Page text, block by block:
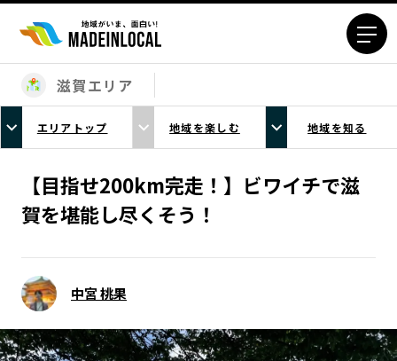
エリアから探す
北海道エリア
青森エリア
岩手エリア
宮城エリア
秋田エリア
山形エリア
福島エリア
栃木エリア
群馬エリア
埼玉エリア
東京23区エリア
神奈川エリア
新潟エリア
滋賀エリア
エリアトップ 地域を楽しむ 地域を知る
【目指せ200km完走！】ビワイチで滋
賀を堪能し尽くそう！
中宮 桃果